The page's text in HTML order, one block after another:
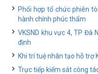
Phối hợp tổ chức phiên
hành chính phúc thẩm
VKSND khu vực 4, TP Đà
định
Khi trí tuệ nhân tạo hỗ trợ
Trực tiếp kiểm sát công